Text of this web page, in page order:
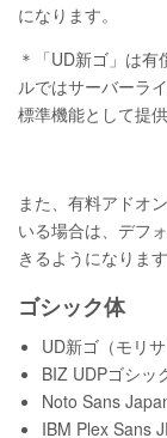
になります。
＊「UD新ゴ」は
ルではサーバーラ
標準機能として提
また、有料アドオ
いる場合は、デフ
きるようになります
ゴシック体
UD新ゴ（モリサ
BIZ UDPゴシッ
Noto Sans
IBM Plex Sans